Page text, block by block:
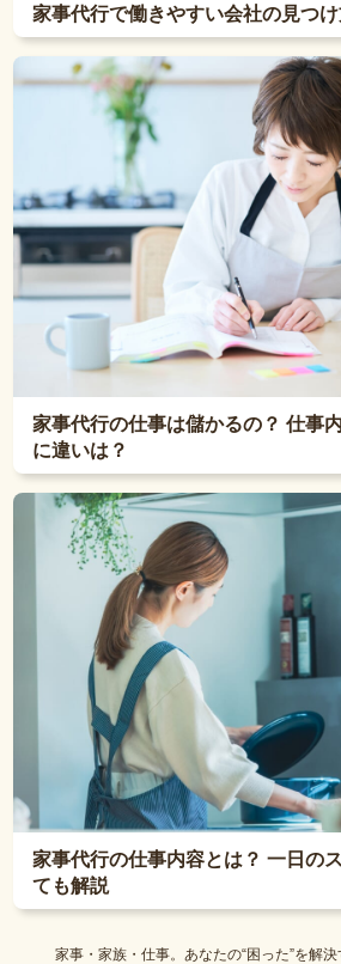
家事代行で働きやすい会社の見つ
家事代行の仕事は儲かるの？ 仕事
に違いは？
家事代行の仕事内容とは？ 一日の
ても解説
家事・家族・仕事。あなたの“困った”を解